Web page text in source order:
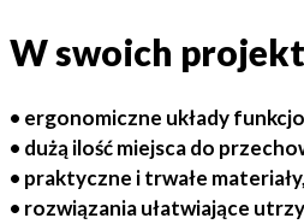
W swoich
• ergonomiczne układy
• dużą ilość miejsca do
• praktyczne i trwałe materiały,
• rozwiązania ułatwiające